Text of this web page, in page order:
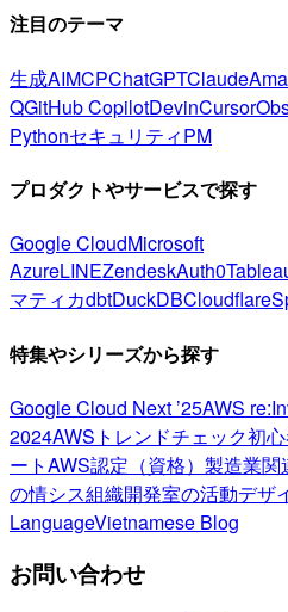
注目のテーマ
生成AIMCPChatGPTClaude
QGitHub CopilotDevinCursor
PythonセキュリティPM
プロダクトやサービスで探す
Google CloudMicrosoft
AzureLINEZendeskAuth0
マティカdbtDuckDBCloudflare
特集やシリーズから探す
Google Cloud Next ’25AWS
2024AWSトレンドチェック初
ートAWS認定（資格） 製造業関
の情シス組織開発室の活動デザ
LanguageVietnamese Blog
お問い合わせ